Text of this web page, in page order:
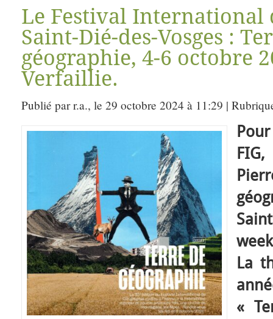
Le Festival International
Saint-Dié-des-Vosges :
géographie, 4-6 octobre
Verfaillie.
Publié par r.a., le 29 octobre 2024 à 11:29 |
La
«